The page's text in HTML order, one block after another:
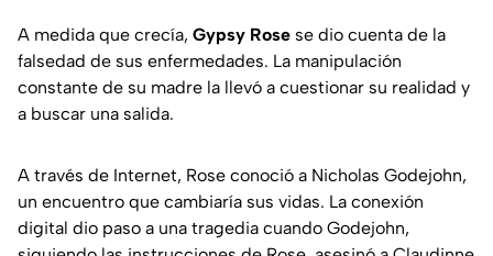
A medida que crecía, Gypsy Rose se dio cuenta de la
falsedad de sus enfermedades. La manipulación
constante de su madre la llevó a cuestionar su realidad y
a buscar una salida.
A través de Internet, Rose conoció a Nicholas Godejohn,
un encuentro que cambiaría sus vidas. La conexión
digital dio paso a una tragedia cuando Godejohn,